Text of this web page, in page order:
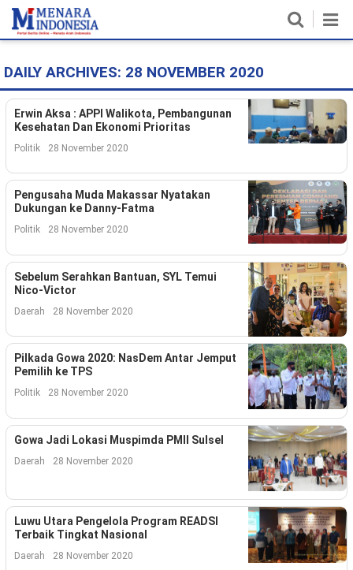
Home
Nasional
Politik
Metro
Daerah
Hukum & HAM
Ekonomi
Kesehatan
Lingkungan
Olahraga
More
DAILY ARCHIVES: 28 NOVEMBER 2020
Erwin Aksa : APPI Walikota, Pembangunan
Kesehatan Dan Ekonomi Prioritas
Politik 28 November 2020
Pengusaha Muda Makassar Nyatakan
Dukungan ke Danny-Fatma
Politik 28 November 2020
Sebelum Serahkan Bantuan, SYL Temui
Nico-Victor
Daerah 28 November 2020
Pilkada Gowa 2020: NasDem Antar Jemput
Pemilih ke TPS
Politik 28 November 2020
Gowa Jadi Lokasi Muspimda PMII Sulsel
Daerah 28 November 2020
Luwu Utara Pengelola Program READSI
Terbaik Tingkat Nasional
Daerah 28 November 2020